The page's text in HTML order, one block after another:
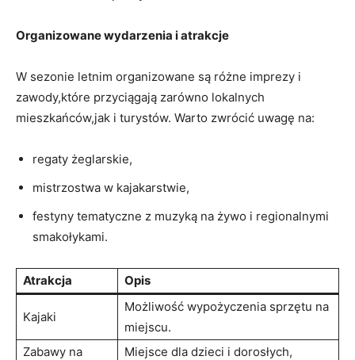
Organizowane wydarzenia i⁣ atrakcje
W sezonie letnim organizowane są ‌różne imprezy i
zawody,które przyciągają zarówno ⁢lokalnych
mieszkańców,jak i ‌turystów. Warto ​zwrócić uwagę na:
regaty żeglarskie,
mistrzostwa w kajakarstwie,
festyny tematyczne z muzyką na żywo i regionalnymi
smakołykami.
Atrakcja Opis
Kajaki
Możliwość ‍wypożyczenia sprzętu na
miejscu.
Zabawy na
Miejsce ‌dla dzieci i​ dorosłych,